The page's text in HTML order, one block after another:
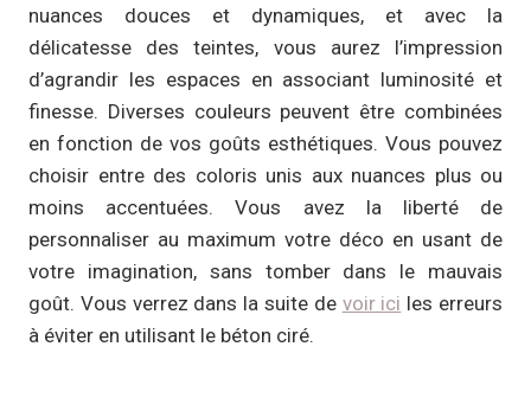
nuances douces et dynamiques, et avec la
délicatesse des teintes, vous aurez l’impression
d’agrandir les espaces en associant luminosité et
finesse. Diverses couleurs peuvent être combinées
en fonction de vos goûts esthétiques. Vous pouvez
choisir entre des coloris unis aux nuances plus ou
moins accentuées. Vous avez la liberté de
personnaliser au maximum votre déco en usant de
votre imagination, sans tomber dans le mauvais
goût. Vous verrez dans la suite de voir ici les erreurs
à éviter en utilisant le béton ciré.